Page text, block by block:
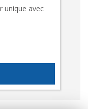
unique avec